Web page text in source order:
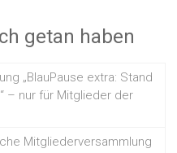
getan haben
„BlauPause extra: Stand
– nur für Mitglieder der
Mitgliederversammlung